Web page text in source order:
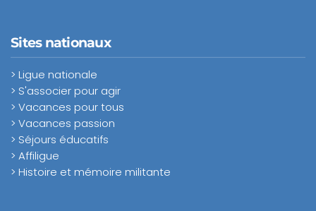
Sites nationaux
> Ligue nationale
> S'associer pour agir
> Vacances pour tous
> Vacances passion
> Séjours éducatifs
> Affiligue
> Histoire et mémoire militante